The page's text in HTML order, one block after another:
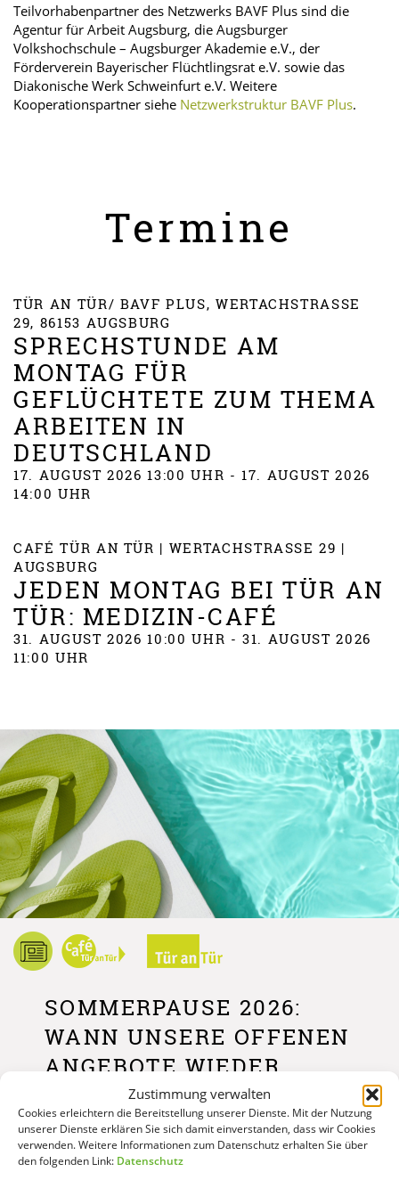
Zustimmung verwalten
Cookies erleichtern die Bereitstellung unserer Dienste. Mit der Nutzung
unserer Dienste erklären Sie sich damit einverstanden, dass wir Cookies
verwenden. Weitere Informationen zum Datenschutz erhalten Sie über
den folgenden Link: Datenschutz
Teilvorhabenpartner des Netzwerks BAVF Plus sind die
Agentur für Arbeit Augsburg, die Augsburger
Volkshochschule – Augsburger Akademie e.V., der
Förderverein Bayerischer Flüchtlingsrat e.V. sowie das
Diakonische Werk Schweinfurt e.V. Weitere
Kooperationspartner siehe Netzwerkstruktur BAVF Plus.
Termine
TÜR AN TÜR/ BAVF PLUS, WERTACHSTRASSE 2
9, 86153 AUGSBURG
SPRECHSTUNDE AM
MONTAG FÜR
GEFLÜCHTETE ZUM THEMA
ARBEITEN IN
DEUTSCHLAND
17. AUGUST 2026 13:00 UHR - 17. AUGUST 2026
14:00 UHR
CAFÉ TÜR AN TÜR | WERTACHSTRASSE 29 | A
UGSBURG
JEDEN MONTAG BEI TÜR AN
TÜR: MEDIZIN-CAFÉ
31. AUGUST 2026 10:00 UHR - 31. AUGUST 2026
11:00 UHR
SOMMERPAUSE 2026:
WANN UNSERE OFFENEN
ANGEBOTE WIEDER
STARTEN
Unsere offenen Beratungen, das Café und die
Begegnungsangebote machen im August teilweise
Sommerpause. Vereinbarte Beratungstermine